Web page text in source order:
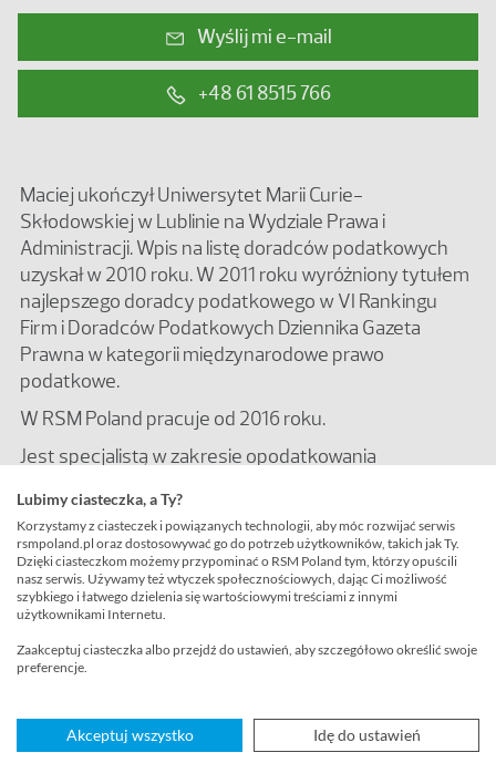
Maciej ukończył Uniwersytet Marii Curie-
Skłodowskiej w Lublinie na Wydziale Prawa i
Administracji. Wpis na listę doradców podatkowych
uzyskał w 2010 roku. W 2011 roku wyróżniony tytułem
najlepszego doradcy podatkowego w VI Rankingu
Firm i Doradców Podatkowych Dziennika Gazeta
Prawna w kategorii międzynarodowe prawo
podatkowe.
W RSM Poland pracuje od 2016 roku.
Jest specjalistą w zakresie opodatkowania
deweloperskiej. Jego głównym obszarem
zainteresowań jest podatek od towarów i usług ze
szczególnym uwzględnieniem transakcji
międzynarodowych. Doradza w zakresie planowania
podatkowego, przekształceń spółek oraz
sprawozdawczości podatkowej procesów w
przedsiębiorstwach. Prowadzi także audyty
wiedzą i doświadczeniem z zakresu podatków dzieli
się m.in. w trakcie szkoleń dla zarządów i służb
Wyślij mi e-mail
+48 61 8515 766
Lubimy ciasteczka, a Ty?
Korzystamy z ciasteczek i powiązanych technologii, aby móc rozwijać serwis
rsmpoland.pl oraz dostosowywać go do potrzeb użytkowników, takich jak Ty.
Dzięki ciasteczkom możemy przypominać o RSM Poland tym, którzy opuścili
nasz serwis. Używamy też wtyczek społecznościowych, dając Ci możliwość
szybkiego i łatwego dzielenia się wartościowymi treściami z innymi
użytkownikami Internetu.
Zaakceptuj ciasteczka albo przejdź do ustawień, aby szczegółowo określić swoje
preferencje.
Akceptuj wszystko Idę do ustawień